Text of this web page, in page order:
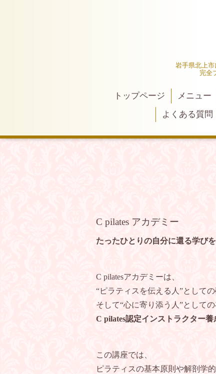
岩手県北上市
完全
トップページ メニュー
よくある質問
C pilates アカデミー
たったひとりの自分に還る学び
C pilatesアカデミーは、
“ピラティスを伝える人”としての
そして“心に寄り添う人”として
C pilates認定インストラクター養
この講座では、
ピラティスの基本原則や解剖学